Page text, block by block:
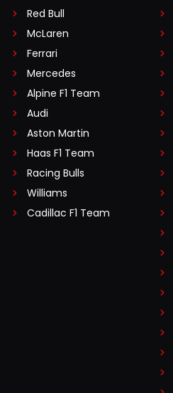
Red Bull
McLaren
Ferrari
Mercedes
Alpine F1 Team
Audi
Aston Martin
Haas F1 Team
Racing Bulls
Williams
Cadillac F1 Team